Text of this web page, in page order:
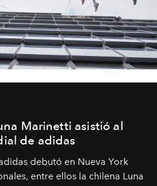
Marinetti asistió al
de adidas
debutó en Nueva York
entre ellos la chilena Luna